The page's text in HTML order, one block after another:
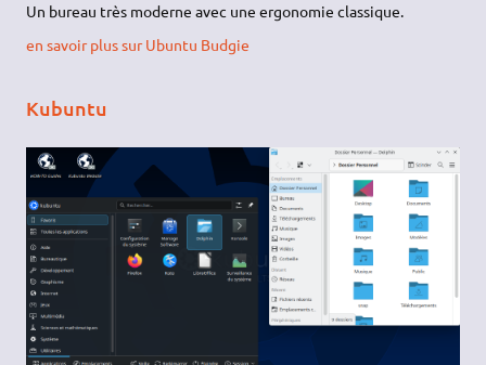
Un bureau très moderne avec une ergonomie classique.
en savoir plus sur Ubuntu Budgie
Kubuntu